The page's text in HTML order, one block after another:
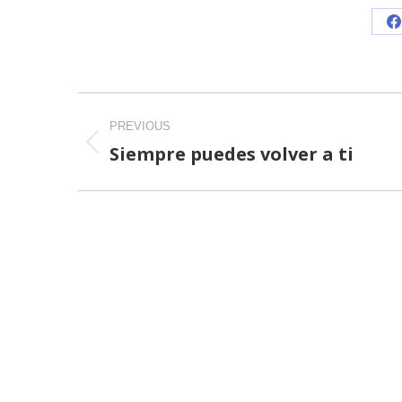
Post
navigation
PREVIOUS
Previous
Siempre puedes volver a ti